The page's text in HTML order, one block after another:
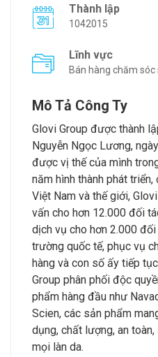
Thành lập
1042015
Lĩnh vực
Bán hàng chăm sóc
Mô Tả Công Ty
Glovi Group được thành
Nguyễn Ngọc Lương,
được vị thế của mình
năm hình thành phát
Việt Nam và thế giới,
vấn cho hơn 12.000 đối
dịch vụ cho hơn 2.000
trường quốc tế, phục vụ
hàng và con số ấy tiếp
Group phân phối độc
phẩm hàng đầu như
Scien, các sản phẩm
dụng, chất lượng, an
mọi làn da.